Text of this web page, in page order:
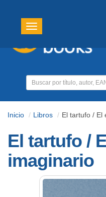
Toggle navigation
Inicio Libros El tartufo / El
El tartufo /
imaginario